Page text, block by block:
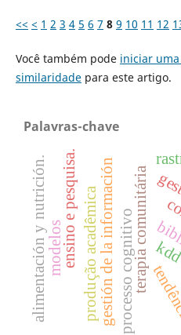
<< < 1 2 3 4 5 6 7 8 9 10 11 12
Você também pode iniciar
similaridadepara este artigo.
Palavras-chave
processo cognitivo
gestión de la informaciónterapia comunitária
produção acadêmica
ensino e pesquisa.
modelos
alimentación y nutrición.